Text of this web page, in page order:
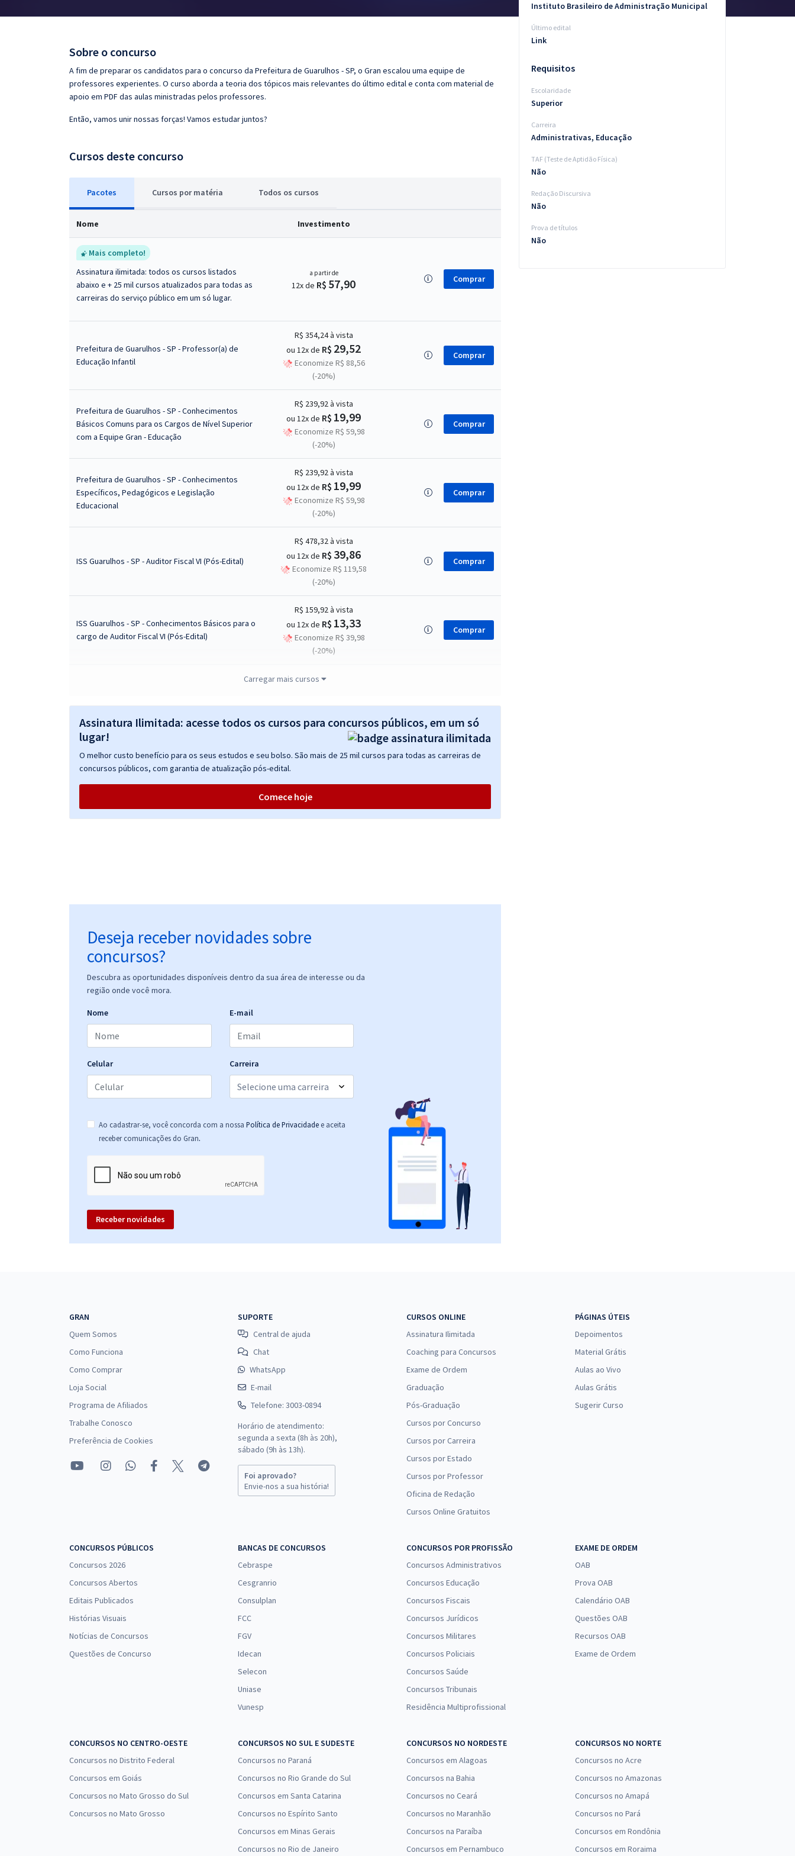
Questões grátis
Sobre o concurso
A fim de preparar os candidatos para o concurso da Prefeitura de Guarulhos - SP, o Gran escalou uma equipe de
professores experientes. O curso aborda a teoria dos tópicos mais relevantes do último edital e conta com material de
apoio em PDF das aulas ministradas pelos professores.
Então, vamos unir nossas forças! Vamos estudar juntos?
Cursos deste concurso
Pacotes Cursos por matéria Todos os cursos
Nome Investimento
Mais completo!
Assinatura ilimitada: todos os cursos listados
abaixo e + 25 mil cursos atualizados para todas as
carreiras do serviço público em um só lugar.
a partir de
12x de R$ 57,90 Comprar
Prefeitura de Guarulhos - SP - Professor(a) de
Educação Infantil
R$ 354,24à vista
ou 12x de R$ 29,52
Economize R$ 88,56
(-20%)
Comprar
Prefeitura de Guarulhos - SP - Conhecimentos
Básicos Comuns para os Cargos de Nível Superior
com a Equipe Gran - Educação
R$ 239,92à vista
ou 12x de R$ 19,99
Economize R$ 59,98
(-20%)
Comprar
Prefeitura de Guarulhos - SP - Conhecimentos
Específicos, Pedagógicos e Legislação
Educacional
R$ 239,92à vista
ou 12x de R$ 19,99
Economize R$ 59,98
(-20%)
Comprar
ISS Guarulhos - SP - Auditor Fiscal VI (Pós-Edital)
R$ 478,32à vista
ou 12x de R$ 39,86
Economize R$ 119,58
(-20%)
Comprar
ISS Guarulhos - SP - Conhecimentos Básicos para o
cargo de Auditor Fiscal VI (Pós-Edital)
R$ 159,92à vista
ou 12x de R$ 13,33
Economize R$ 39,98
(-20%)
Comprar
para o cargo de Auditor Fiscal VI (Pós-Edital)
R$ 239,92
Economize R$ 59,98
(-20%)
Carregar mais cursos
Assinatura Ilimitada: acesse todos os cursos para concursos públicos, em um só
lugar!
O melhor custo benefício para os seus estudos e seu bolso. São mais de 25 mil cursos para todas as carreiras de
concursos públicos, com garantia de atualização pós-edital.
Comece hoje
Deseja receber novidades sobre
concursos?
Descubra as oportunidades disponíveis dentro da sua área de interesse ou da
região onde você mora.
Nome E-mail
Celular Carreira
Ao cadastrar-se, você concorda com a nossa Política de Privacidade e aceita
receber comunicações do Gran.
Receber novidades
Instituto Brasileiro de Administração Municipal
Último edital
Link
Requisitos
Escolaridade
Superior
Carreira
Administrativas, Educação
TAF (Teste de Aptidão Física)
Não
Redação Discursiva
Não
Prova de títulos
Não
GRAN
Quem Somos
Como Funciona
Como Comprar
Loja Social
Programa de Afiliados
Trabalhe Conosco
Preferência de Cookies
SUPORTE
Central de ajuda
Chat
WhatsApp
E-mail
Telefone: 3003-0894
Horário de atendimento:
segunda a sexta (8h às 20h),
sábado (9h às 13h).
Foi aprovado?
Envie-nos a sua história!
CURSOS ONLINE
Assinatura Ilimitada
Coaching para Concursos
Exame de Ordem
Graduação
Pós-Graduação
Cursos por Concurso
Cursos por Carreira
Cursos por Estado
Cursos por Professor
Oficina de Redação
Cursos Online Gratuitos
PÁGINAS ÚTEIS
Depoimentos
Material Grátis
Aulas ao Vivo
Aulas Grátis
Sugerir Curso
CONCURSOS PÚBLICOS
Concursos 2026
Concursos Abertos
Editais Publicados
Histórias Visuais
Notícias de Concursos
Questões de Concurso
BANCAS DE CONCURSOS
Cebraspe
Cesgranrio
Consulplan
FCC
FGV
Idecan
Selecon
Uniase
Vunesp
CONCURSOS POR PROFISSÃO
Concursos Administrativos
Concursos Educação
Concursos Fiscais
Concursos Jurídicos
Concursos Militares
Concursos Policiais
Concursos Saúde
Concursos Tribunais
Residência Multiprofissional
EXAME DE ORDEM
OAB
Prova OAB
Calendário OAB
Questões OAB
Recursos OAB
Exame de Ordem
CONCURSOS NO CENTRO-OESTE
Concursos no Distrito Federal
Concursos em Goiás
Concursos no Mato Grosso do Sul
Concursos no Mato Grosso
CONCURSOS NO SUL E SUDESTE
Concursos no Paraná
Concursos no Rio Grande do Sul
Concursos em Santa Catarina
Concursos no Espírito Santo
Concursos em Minas Gerais
Concursos no Rio de Janeiro
CONCURSOS NO NORDESTE
Concursos em Alagoas
Concursos na Bahia
Concursos no Ceará
Concursos no Maranhão
Concursos na Paraíba
Concursos em Pernambuco
CONCURSOS NO NORTE
Concursos no Acre
Concursos no Amazonas
Concursos no Amapá
Concursos no Pará
Concursos em Rondônia
Concursos em Roraima